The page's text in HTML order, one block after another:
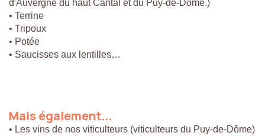
d'Auvergne du haut Cantal et du Puy-de-Dôme.)
• Terrine
• Tripoux
• Potée
• Saucisses aux lentilles…
Mais également...
• Les vins de nos viticulteurs (viticulteurs du Puy-de-Dôme)